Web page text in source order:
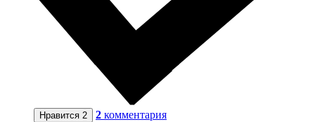
Нравится 2 2 комментария